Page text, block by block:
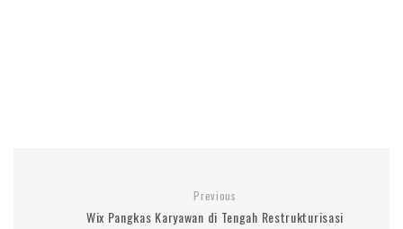
Previous
Wix Pangkas Karyawan di Tengah Restrukturisasi